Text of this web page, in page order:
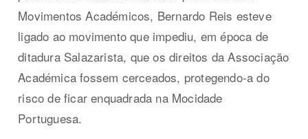
Movimentos Académicos, Bernardo Reis esteve
ligado ao movimento que impediu, em época de
ditadura Salazarista, que os direitos da Associação
Académica fossem cerceados, protegendo-a do
risco de ficar enquadrada na Mocidade
Portuguesa.